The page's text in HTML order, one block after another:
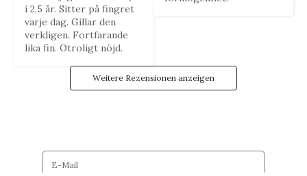
i 2,5 år. Sitter på fingret
varje dag. Gillar den
verkligen. Fortfarande
lika fin. Otroligt nöjd.
Weitere Rezensionen anzeigen
DIE LUXUSFAMILIE
E-post